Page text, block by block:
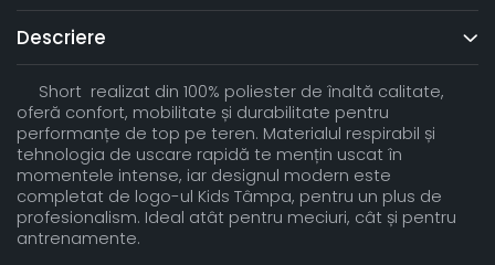
Descriere
Short realizat din 100% poliester de înaltă calitate,
oferă confort, mobilitate și durabilitate pentru
performanțe de top pe teren. Materialul respirabil și
tehnologia de uscare rapidă te mențin uscat în
momentele intense, iar designul modern este
completat de logo-ul Kids Tâmpa, pentru un plus de
profesionalism. Ideal atât pentru meciuri, cât și pentru
antrenamente.